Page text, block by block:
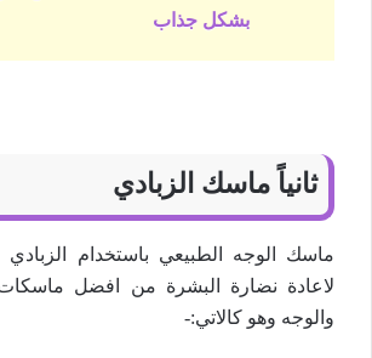
بشكل جذاب
ثانياً ماسك الزبادي
ماسك الوجه الطبيعي باستخدام الزبادي
لاعادة نضارة البشرة من افضل
والوجه وهو كالاتي:-